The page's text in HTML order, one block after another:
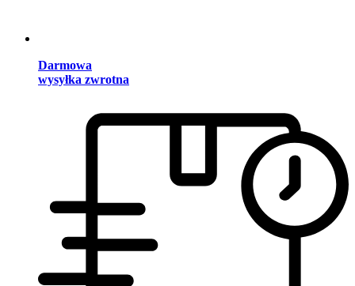
Darmowa
wysyłka zwrotna